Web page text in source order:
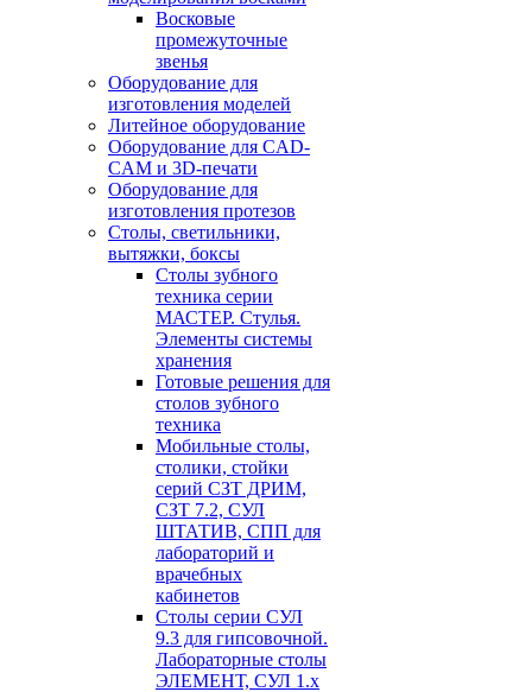
Восковые
промежуточные
звенья
Оборудование для
изготовления моделей
Литейное оборудование
Оборудование для CAD-
CAM и 3D-печати
Оборудование для
изготовления протезов
Cтолы, светильники,
вытяжки, боксы
Столы зубного
техника серии
МАСТЕР. Стулья.
Элементы системы
хранения
Готовые решения для
столов зубного
техника
Мобильные столы,
столики, стойки
серий СЗТ ДРИМ,
СЗТ 7.2, СУЛ
ШТАТИВ, СПП для
лабораторий и
врачебных
кабинетов
Столы серии СУЛ
9.3 для гипсовочной.
Лабораторные столы
ЭЛЕМЕНТ, СУЛ 1.х